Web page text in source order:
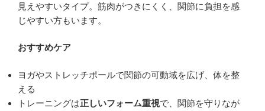
見えやすいタイプ。筋肉がつきにくく、関節に負担を感
じやすい方もいます。
おすすめケア
ヨガやストレッチポールで関節の可動域を広げ、体を整
える
トレーニングは正しいフォーム重視で、関節を守りなが